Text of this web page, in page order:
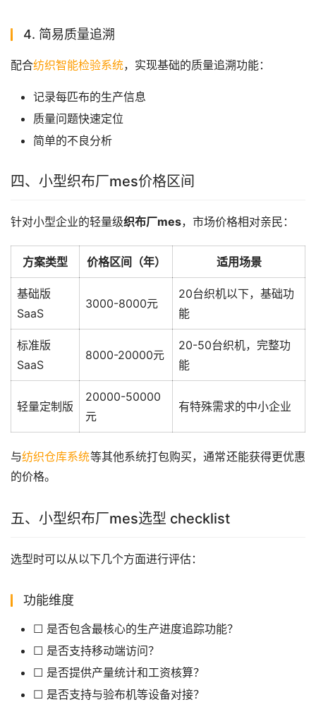
4. 简易质量追溯
配合纺织智能检验系统，实现基础的质量追溯功能：
记录每匹布的生产信息
质量问题快速定位
简单的不良分析
四、小型织布厂mes价格区间
针对小型企业的轻量级织布厂mes，市场价格相对亲民：
方案类型 价格区间（年） 适用场景
基础版
SaaS
3000-8000元
20台织机以下，基础功
能
标准版
SaaS
8000-20000元
20-50台织机，完整功
能
轻量定制版
20000-50000
元
有特殊需求的中小企业
与纺织仓库系统等其他系统打包购买，通常还能获得更优惠
的价格。
五、小型织布厂mes选型 checklist
选型时可以从以下几个方面进行评估：
功能维度
☐ 是否包含最核心的生产进度追踪功能？
☐ 是否支持移动端访问？
☐ 是否提供产量统计和工资核算？
☐ 是否支持与验布机等设备对接？